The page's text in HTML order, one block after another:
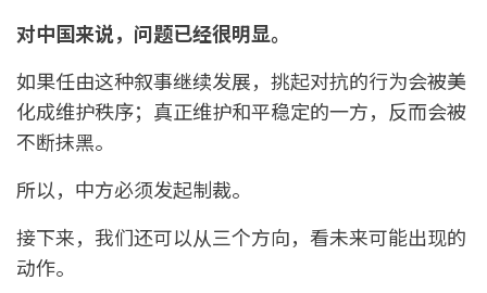
对中国来说，问题已经很明显。
如果任由这种叙事继续发展，挑起对抗的行为会被美
化成维护秩序；真正维护和平稳定的一方，反而会被
不断抹黑。
所以，中方必须发起制裁。
接下来，我们还可以从三个方向，看未来可能出现的
动作。